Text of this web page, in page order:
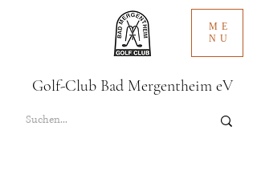
ME
NU
Golf-Club Bad Mergentheim eV